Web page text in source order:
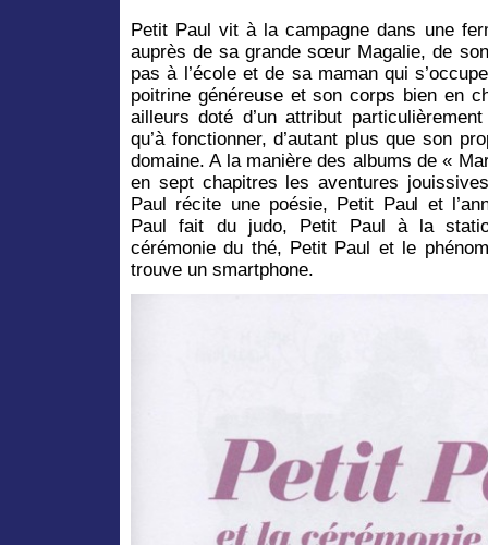
Petit Paul vit à la campagne dans une
auprès de sa grande sœur Magalie, de son
pas à l’école et de sa maman qui
poitrine généreuse et son corps bien en
ailleurs doté d’un attribut
qu’à fonctionner, d’autant plus que son
domaine. A la manière des albums de «
en sept chapitres les aventures
Paul récite une poésie, Petit Paul et
Paul fait du judo, Petit Paul à la
cérémonie du thé, Petit Paul et le
trouve un smartphone.